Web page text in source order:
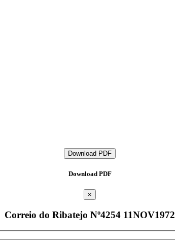
Download PDF
Download PDF
×
Correio do Ribatejo Nº4254 11NOV1972